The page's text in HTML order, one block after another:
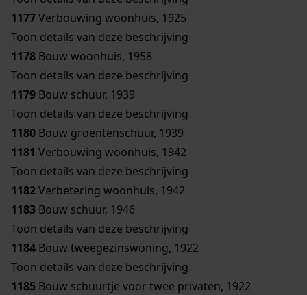
1177Verbouwing woonhuis, 1925
Toon details van deze beschrijving
1178 Bouw woonhuis, 1958
Toon details van deze beschrijving
1179 Bouw schuur, 1939
Toon details van deze beschrijving
1180 Bouw groentenschuur, 1939
1181 Verbouwing woonhuis, 1942
Toon details van deze beschrijving
1182Verbetering woonhuis, 1942
1183 Bouw schuur, 1946
Toon details van deze beschrijving
1184 Bouw tweegezinswoning, 1922
Toon details van deze beschrijving
1185 Bouw schuurtje voor twee privaten, 1922